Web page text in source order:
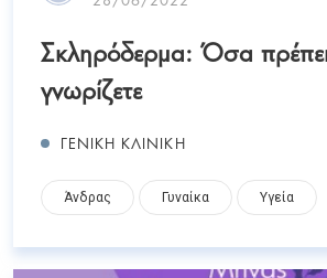
Σκληρόδερμα: Όσα
γνωρίζετε
ΓΕΝΙΚΗ ΚΛΙΝΙΚΗ
Άνδρας Γυναίκα Υγεία